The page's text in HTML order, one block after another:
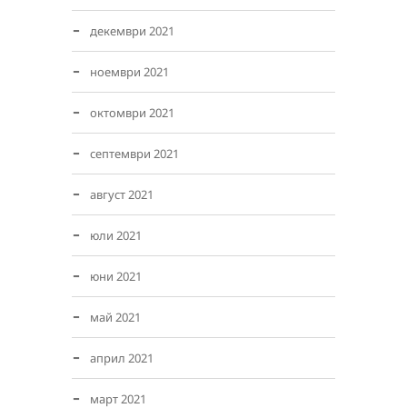
декември 2021
ноември 2021
октомври 2021
септември 2021
август 2021
юли 2021
юни 2021
май 2021
април 2021
март 2021